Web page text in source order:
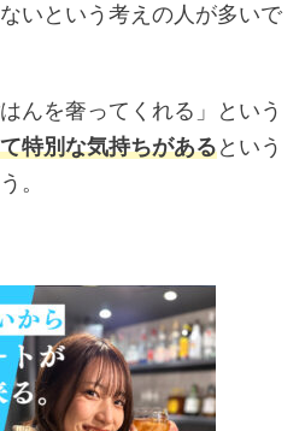
いという考えの人が多いで
んを奢ってくれる」という
特別な気持ちがあるという
。